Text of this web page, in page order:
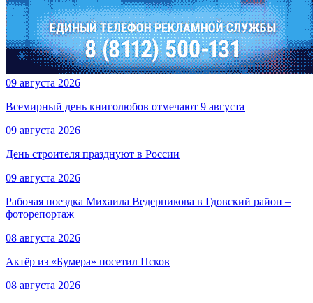
09 августа 2026
Всемирный день книголюбов отмечают 9 августа
09 августа 2026
День строителя празднуют в России
09 августа 2026
Рабочая поездка Михаила Ведерникова в Гдовский район –
фоторепортаж
08 августа 2026
Актёр из «Бумера» посетил Псков
08 августа 2026